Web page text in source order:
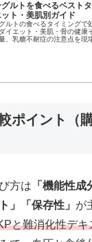
グルトを食べるベスト
ット・美肌別ガイド
ルトの食べるタイミングで
イエット・美肌・骨の健康
、乳糖不耐症の注意点を現
ポイント（
方は 「機能性成
」「保存性」 が
と難消化性デ